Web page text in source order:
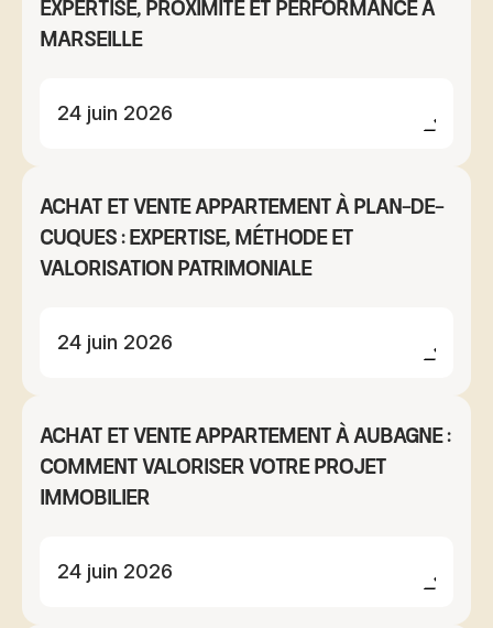
expertise, proximité et performance à
Marseille
24 juin 2026
Achat et vente appartement à Plan-de-
Cuques : expertise, méthode et
valorisation patrimoniale
24 juin 2026
Achat et vente appartement à Aubagne :
comment valoriser votre projet
immobilier
24 juin 2026